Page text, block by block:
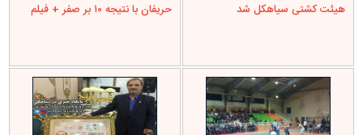
هیئت کشتی سیاهکل شد
حریفان با نتیجه ۱۰ بر صفر + فیلم